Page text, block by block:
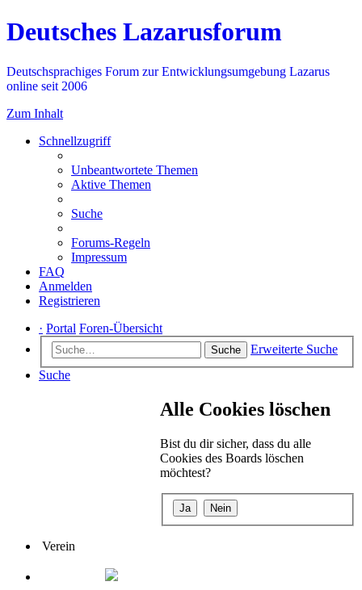
Deutsches Lazarusforum
Deutschsprachiges Forum zur Entwicklungsumgebung Lazarus
online seit 2006
Zum Inhalt
Schnellzugriff
Unbeantwortete Themen
Aktive Themen
Suche
Forums-Regeln
Impressum
FAQ
Anmelden
Registrieren
· Portal Foren-Übersicht
Suche
Erweiterte Suche
Suche
Alle Cookies löschen
Bist du dir sicher, dass du alle
Cookies des Boards löschen
möchtest?
Verein